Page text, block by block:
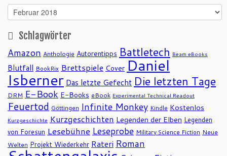
Archiv
Schlagwörter
Amazon Anthologie Autorentipps Battletech Beam eBooks
Blutfall BookRix Brettspiele Cover Daniel
Isberner Das letzte Gefecht Die letzten Tage
DRM E-Book E-Books eBook Experimental Technical Readout
Feuertod Göttingen Infinite Monkey Kindle Kostenlos
Kurzgeschichte Kurzgeschichten Legenden der Elben Legenden
von Foresun Lesebühne Leseprobe Military Science Fiction Neue
Welten Projekt Wiederkehr Rateri Roman